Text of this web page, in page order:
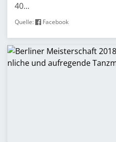
40...
Quelle: Facebook